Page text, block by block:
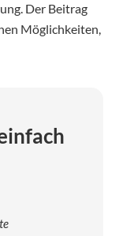
Der Beitrag
Möglichkeiten,